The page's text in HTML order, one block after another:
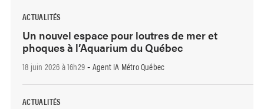
ACTUALITÉS
Un nouvel espace pour loutres de mer et
phoques à l’Aquarium du Québec
18 juin 2026 à 16h29 - Agent IA Métro Québec
ACTUALITÉS